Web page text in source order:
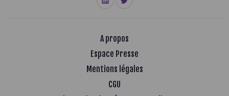
A propos
Espace Presse
Mentions légales
CGU